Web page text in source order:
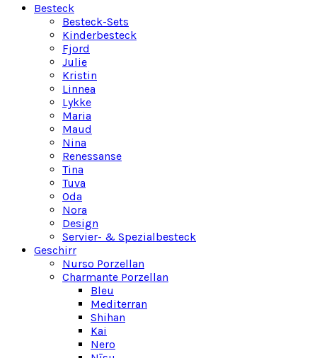
Besteck
Besteck-Sets
Kinderbesteck
Fjord
Julie
Kristin
Linnea
Lykke
Maria
Maud
Nina
Renessanse
Tina
Tuva
Oda
Nora
Design
Servier- & Spezialbesteck
Geschirr
Nurso Porzellan
Charmante Porzellan
Bleu
Mediterran
Shihan
Kai
Nero